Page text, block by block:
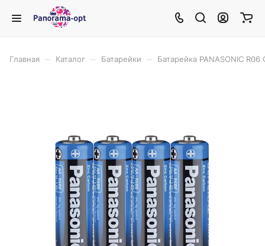
Главная Каталог Батарейки Батарейка PANASONIC